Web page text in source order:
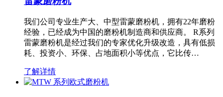
我们公司专业生产大、中型雷蒙磨粉机，拥有22年磨粉
经验，已经成为中国的磨粉机制造商和供应商。 R系列
雷蒙磨粉机是经过我们的专家优化升级改造，具有低损
耗、投资小、环保、占地面积小等优点，它比传…
了解详情